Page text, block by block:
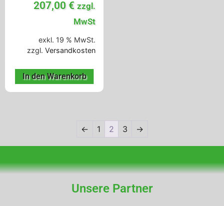
207,00 € zzgl.
MwSt
exkl. 19 % MwSt.
zzgl. Versandkosten
In den Warenkorb
← 1 2 3 →
Unsere Partner